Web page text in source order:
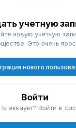
учетную
новую учётную
Это очень
нового
Войти
аккаунт? Войти в